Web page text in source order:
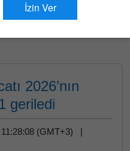
2026’nın
geriledi
11:28:08 (GMT+3) |
İzin Ver